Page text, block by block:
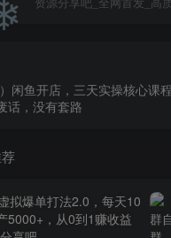
）闲鱼开店，三天实操核心课
话，没有套路
❄ ❄